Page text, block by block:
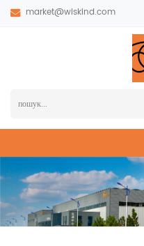
market@wiskind.com